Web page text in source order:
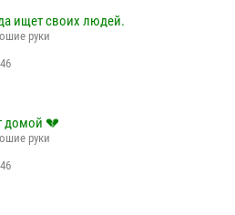
ищет своих людей.
руки
домой 💔
руки